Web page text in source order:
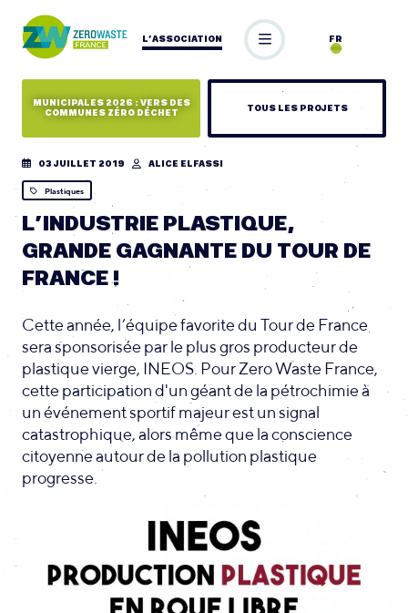
L’ASSOCIATION FR
MUNICIPALES 2026 : VERS DES
COMMUNES ZÉRO DÉCHET
TOUS LES PROJETS
03 JUILLET 2019 ALICE ELFASSI
Plastiques
L’INDUSTRIE PLASTIQUE,
GRANDE GAGNANTE DU TOUR DE
FRANCE !
Cette année, l’équipe favorite du Tour de France
sera sponsorisée par le plus gros producteur de
plastique vierge, INEOS. Pour Zero Waste France,
cette participation d'un géant de la pétrochimie à
un événement sportif majeur est un signal
catastrophique, alors même que la conscience
citoyenne autour de la pollution plastique
progresse.